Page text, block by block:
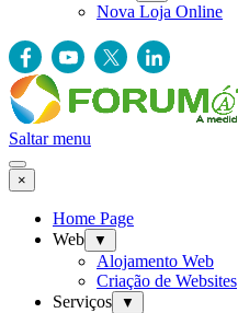
Nova Loja Online
Saltar menu
×
Home Page
Web
▼
Alojamento Web
Criação de Websites
Serviços
▼